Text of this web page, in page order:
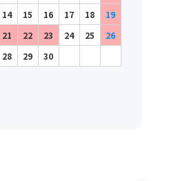
14 15 16 17 18
19
21 22 23 24 25
26
28 29 30